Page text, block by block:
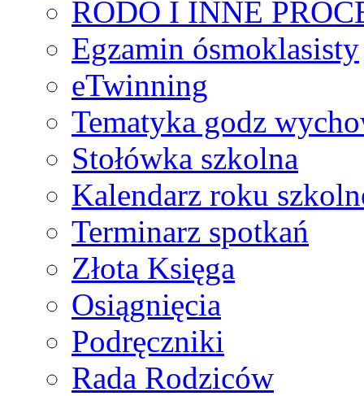
RODO I INNE
Egzamin ósmoklasisty
eTwinning
Tematyka godz
Stołówka szkolna
Kalendarz roku
Terminarz spotkań
Złota Księga
Osiągnięcia
Podręczniki
Rada Rodziców